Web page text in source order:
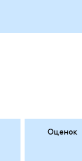
Оценок